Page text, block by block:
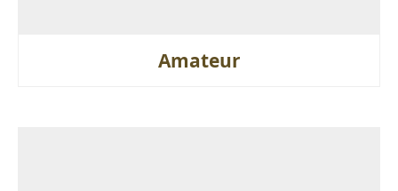
Amateur